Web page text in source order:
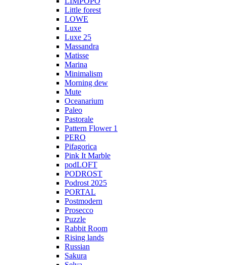
Little forest
LOWE
Luxe
Luxe 25
Massandra
Matisse
Marina
Minimalism
Morning dew
Mute
Oceanarium
Paleo
Pastorale
Pattern Flower 1
PERO
Pifagorica
Pink It Marble
podLOFT
PODROST
Podrost 2025
PORTAL
Postmodern
Prosecco
Puzzle
Rabbit Room
Rising lands
Russian
Sakura